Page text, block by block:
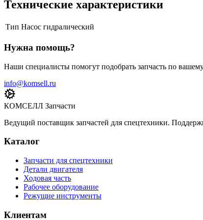
Технические характеристики
Тип Насос гидралический
Нужна помощь?
Наши специалисты помогут подобрать запчасть по вашему
info@komsell.ru
КОМСЕЛЛ Запчасти
Ведущий поставщик запчастей для спецтехники.
Каталог
Запчасти для спецтехники
Детали двигателя
Ходовая часть
Рабочее оборудование
Режущие инструменты
Клиентам